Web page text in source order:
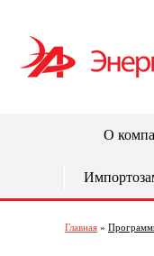
О
Главная »